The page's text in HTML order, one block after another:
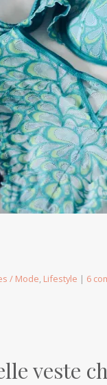
/ Mode Lifestyle | 6
veste